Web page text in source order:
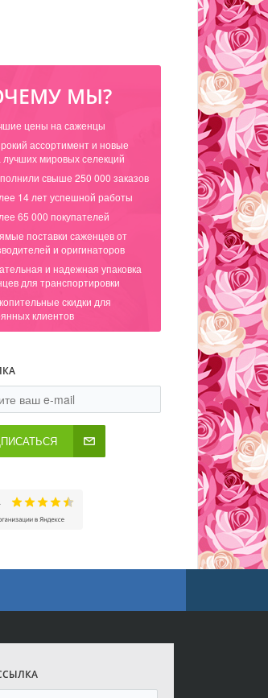
МЫ?
цены на саженцы
ассортимент и новые
лучших мировых селекций
свыше 250 000 заказов
14 лет успешной работы
65 000 покупателей
поставки саженцев от
и оригинаторов
и надежная упаковка
для транспортировки
скидки для
клиентов